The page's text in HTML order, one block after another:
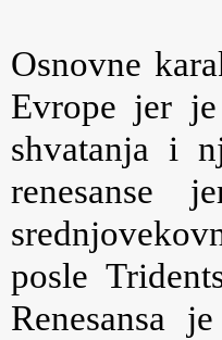
Osnovne
Evrope jer
shvatanja i
renesanse
posle
Renesansa